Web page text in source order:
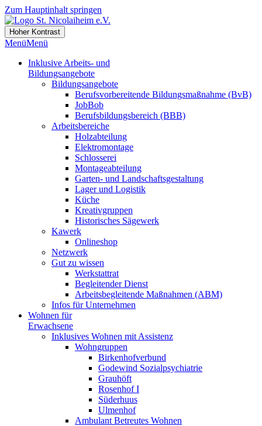
Zum Hauptinhalt springen
Hoher Kontrast
MenüMenü
Inklusive Arbeits- und
Bildungsangebote
Bildungsangebote
Berufsvorbereitende Bildungsmaßnahme (BvB)
JobBob
Berufsbildungsbereich (BBB)
Arbeitsbereiche
Holzabteilung
Elektromontage
Schlosserei
Montageabteilung
Garten- und Landschaftsgestaltung
Lager und Logistik
Küche
Kreativgruppen
Historisches Sägewerk
Kawerk
Onlineshop
Netzwerk
Gut zu wissen
Werkstattrat
Begleitender Dienst
Arbeitsbegleitende Maßnahmen (ABM)
Infos für Unternehmen
Wohnen für
Erwachsene
Inklusives Wohnen mit Assistenz
Wohngruppen
Birkenhofverbund
Godewind Sozialpsychiatrie
Grauhöft
Rosenhof I
Süderhuus
Ulmenhof
Ambulant Betreutes Wohnen